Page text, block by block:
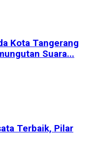
Kota Tangerang
Suara...
Terbaik, Pilar